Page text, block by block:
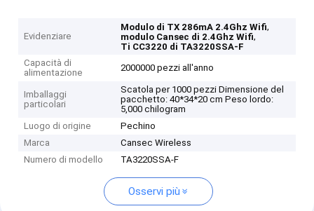
Evidenziare
Modulo di TX 286mA 2.4Ghz Wifi,
modulo Cansec di 2.4Ghz Wifi,
Ti CC3220 di TA3220SSA-F
Capacità di
alimentazione
2000000 pezzi all'anno
Imballaggi
particolari
Scatola per 1000 pezzi Dimensione del
pacchetto: 40*34*20 cm Peso lordo:
5,000 chilogram
Luogo di origine
Pechino
Marca
Cansec Wireless
Numero di modello
TA3220SSA-F
Osservi più